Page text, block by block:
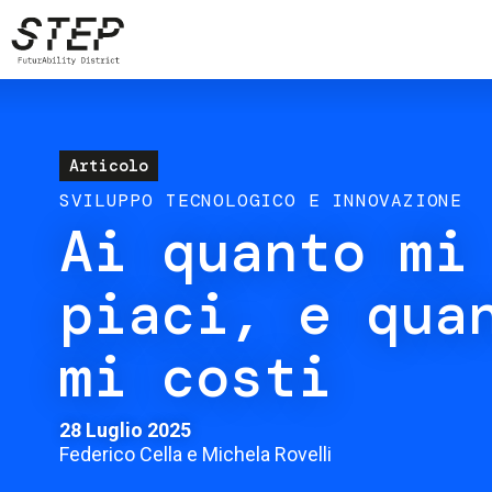
Salta
al
contenuto
Articolo
SVILUPPO TECNOLOGICO E INNOVAZIONE
Ai quanto mi
piaci, e
mi costi
28 Luglio 2025
Federico Cella e Michela Rovelli